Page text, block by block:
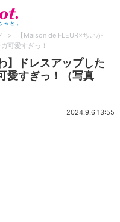
>
【Maison de FLEUR×ちいか
可愛すぎっ！
】ドレスアップした
愛すぎっ！（写真
2024.9.6 13:55